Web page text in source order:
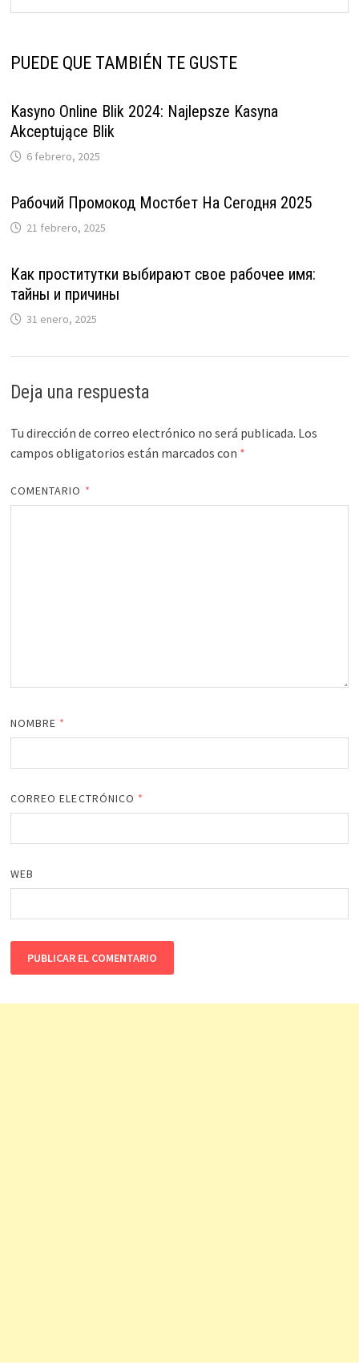
PUEDE QUE TAMBIÉN TE GUSTE
Kasyno Online Blik 2024: Najlepsze Kasyna
Akceptujące Blik
6 febrero, 2025
Рабочий Промокод Мостбет На Сегодня 2025
21 febrero, 2025
Как проститутки выбирают свое рабочее имя:
тайны и причины
31 enero, 2025
Deja una respuesta
Tu dirección de correo electrónico no será publicada. Los
campos obligatorios están marcados con *
COMENTARIO *
NOMBRE *
CORREO ELECTRÓNICO *
WEB